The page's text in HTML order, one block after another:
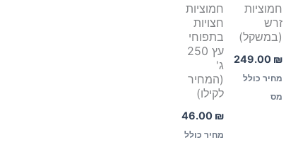
חמוציות
זרש
(במשקל)
249.00 ₪
מחיר כולל
מס
חמוציות
חצויות
בתפוחי
עץ 250
ג'
(המחיר
לקילו)
46.00 ₪
מחיר כולל